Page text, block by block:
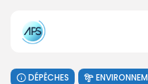
DÉPÊCHES